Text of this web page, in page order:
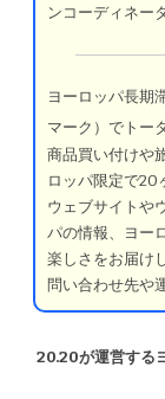
ンコーディネー
ヨーロッパ長期
マーク）でトー
商品買い付けや
ロッパ限定で20
ウェブサイトや
パの情報、ヨー
楽しさをお届け
問い合わせ先や
20.20が運営する